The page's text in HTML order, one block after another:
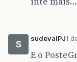
S
sudevalPJ1
E o